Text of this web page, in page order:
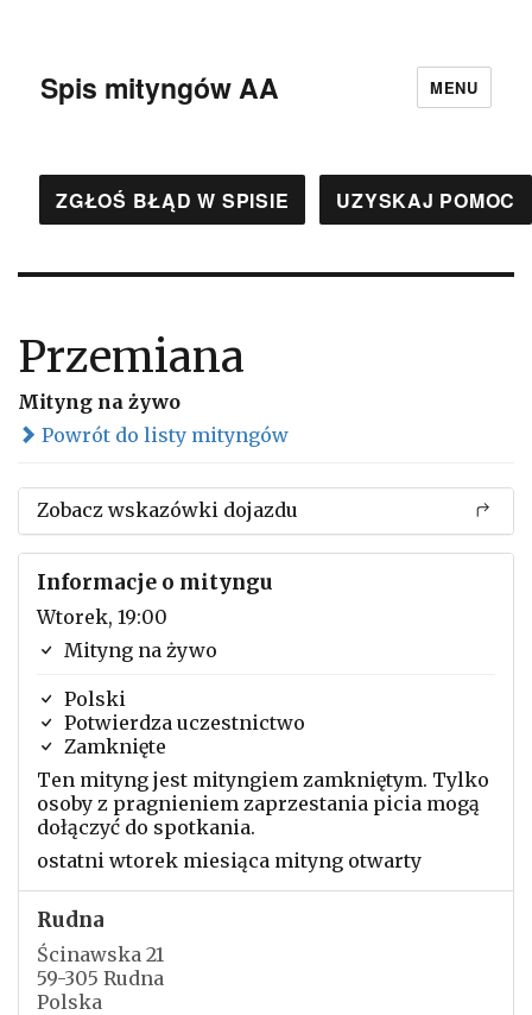
Spis mityngów AA MENU
ZGŁOŚ BŁĄD W SPISIE UZYSKAJ POMOC
Przemiana
Mityng na żywo
Powrót do listy mityngów
Zobacz wskazówki dojazdu
Informacje o mityngu
Wtorek, 19:00
Mityng na żywo
Polski
Potwierdza uczestnictwo
Zamknięte
Ten mityng jest mityngiem zamkniętym. Tylko
osoby z pragnieniem zaprzestania picia mogą
dołączyć do spotkania.
ostatni wtorek miesiąca mityng otwarty
Rudna
Ścinawska 21
59-305 Rudna
Polska